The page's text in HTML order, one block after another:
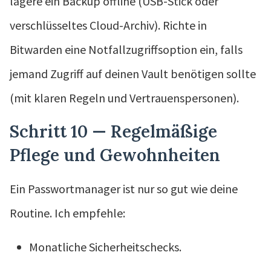
verschlüsseltes Cloud-Archiv). Richte in
Bitwarden eine Notfallzugriffsoption ein, falls
jemand Zugriff auf deinen Vault benötigen sollte
(mit klaren Regeln und Vertrauenspersonen).
Schritt 10 — Regelmäßige
Pflege und Gewohnheiten
Ein Passwortmanager ist nur so gut wie deine
Routine. Ich empfehle:
Monatliche Sicherheitschecks.